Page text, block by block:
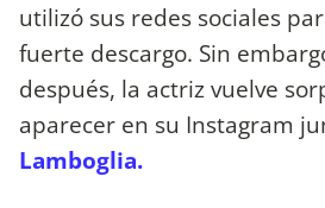
utilizó sus redes sociales
fuerte descargo. Sin
después, la actriz vuelve
aparecer en su Instagram
Lamboglia.